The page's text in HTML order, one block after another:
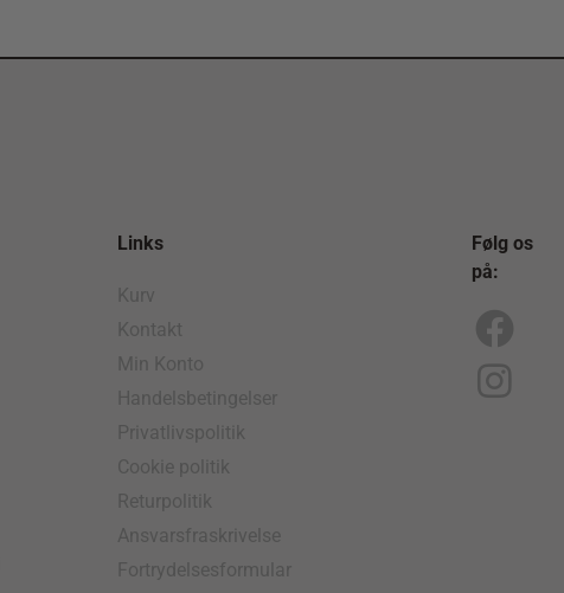
Links
Kurv
Kontakt
Min Konto
Handelsbetingelser
Privatlivspolitik
Cookie politik
Returpolitik
Ansvarsfraskrivelse
Fortrydelsesformular
Følg os
på:
F
a
I
n